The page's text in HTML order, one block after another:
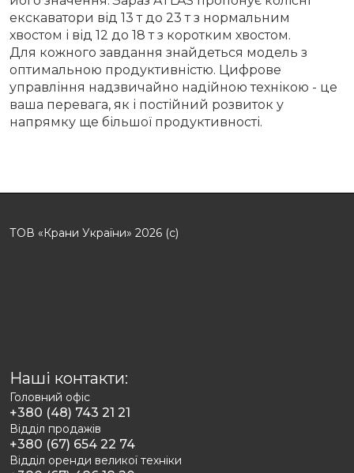
екскаватори від 13 т до 23 т з нормальним
хвостом і від 12 до 18 т з коротким хвостом.
Для кожного завдання знайдеться модель з
оптимальною продуктивністю. Цифрове
управління надзвичайно надійною технікою - це
ваша перевага, як і постійний розвиток у
напрямку ще більшої продуктивності.
ТОВ «Крани України» 2026 (с)
Наші контакти:
Головний офіс
+380 (48) 743 21 21
Відділ продажів
+380 (67) 654 22 74
Відділ оренди великої техніки